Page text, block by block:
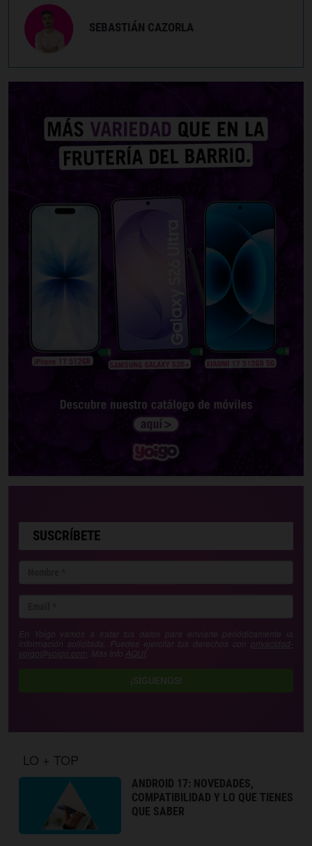
SEBASTIÁN CAZORLA
SUSCRÍBETE
En Yoigo vamos a tratar tus datos para enviarte periódicamente la
información solicitada. Puedes ejercitar tus derechos con privacidad-
yoigo@yoigo.com . Más Info AQUÍ
¡SÍGUENOS!
LO + TOP
ANDROID 17: NOVEDADES,
COMPATIBILIDAD Y LO QUE TIENES
QUE SABER